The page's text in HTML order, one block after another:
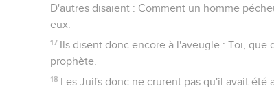
D'autres disaient : Comment un homme
eux.
17 Ils disent donc encore à l'aveugle : Toi, que
prophète.
18 Les Juifs donc ne crurent pas qu'il avait